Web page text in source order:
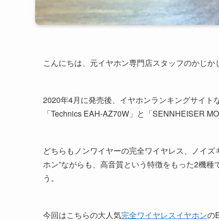
こんにちは、元イヤホン専門店スタッフのかじか
2020年4月に発売後、イヤホンランキングサイ
「Technics EAH-AZ70W」と「SENNHEISER
どちらもノンワイヤーの完全ワイヤレス、ノイ
ホン”ながらも、高音質という特徴をもった2機種
う。
今回はこちらの大人気完全ワイヤレスイヤホンの